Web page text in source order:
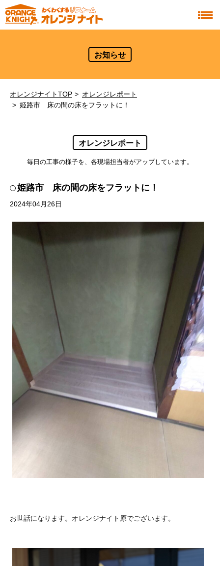
お知らせ
オレンジナイトTOP
オレンジレポート
姫路市 床の間の床をフラットに！
オレンジレポート
毎日の工事の様子を、各現場担当者がアップしています。
姫路市 床の間の床をフラットに！
2024年04月26日
お世話になります。オレンジナイト原でございます。